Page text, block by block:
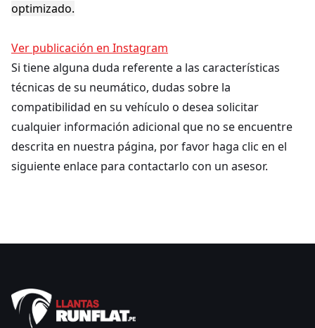
optimizado.
Ver publicación en Instagram
Si tiene alguna duda referente a las características
técnicas de su neumático, dudas sobre la
compatibilidad en su vehículo o desea solicitar
cualquier información adicional que no se encuentre
descrita en nuestra página, por favor haga clic en el
siguiente enlace para contactarlo con un asesor.